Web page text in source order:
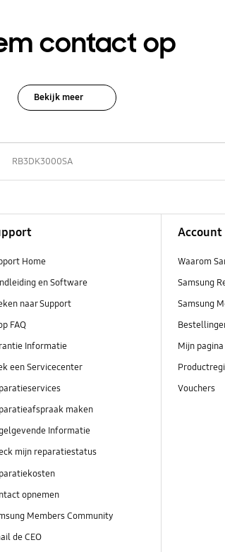
contact op
Bekijk meer
RB3DK3000SA
Home
en Software
naar Support
FAQ
Informatie
een Servicecenter
maken
Informatie
mijn reparatiestatus
opnemen
Members Community
de CEO
Account
Waarom
Samsung
Samsung
Mijn pagina
Vouchers